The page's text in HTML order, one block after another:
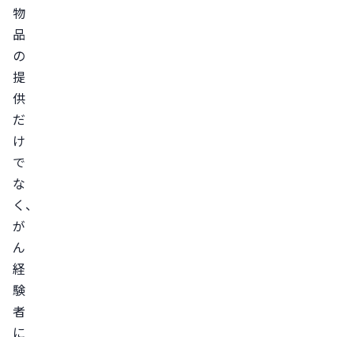
物
品
の
提
供
だ
け
で
な
く、
が
ん
経
験
者
に